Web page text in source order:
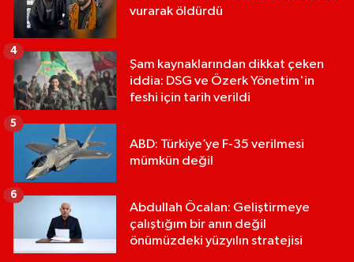
vurarak öldürdü
Şam kaynaklarından dikkat çeken
iddia: DSG ve Özerk Yönetim'in
feshi için tarih verildi
4
ABD: Türkiye’ye F-35 verilmesi
mümkün değil
5
Abdullah Öcalan: Geliştirmeye
çalıştığım bir anın değil
önümüzdeki yüzyılın stratejisi
6